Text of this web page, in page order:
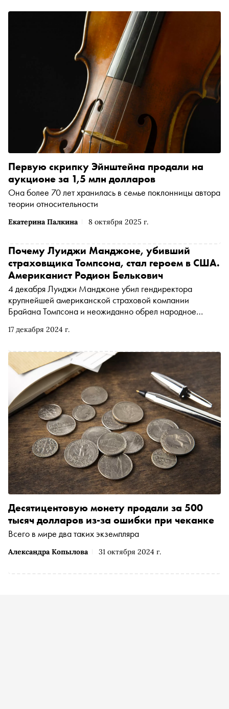
Екатерина Палкина 8 октября 2025 г.
Первую скрипку Эйнштейна продали на
аукционе за 1,5 млн долларов
Она более 70 лет хранилась в семье поклонницы автора
теории относительности
17 декабря 2024 г.
Почему Луиджи Манджоне, убивший
страховщика Томпсона, стал героем в США.
Американист Родион Белькович
4 декабря Луиджи Манджоне убил гендиректора
крупнейшей американской страховой компании
Брайана Томпсона и неожиданно обрел народное
Родионом Бельковичем, специалистом по анархо-
американцы ненавидят страховые компании и
корпорации, почему при этом не видят в Трампе
«классового врага» и стоит ли ждать новых всплесков
насилия в США
Александра Копылова 31 октября 2024 г.
Десятицентовую монету продали за 500
тысяч долларов из-за ошибки при чеканке
Всего в мире два таких экземпляра